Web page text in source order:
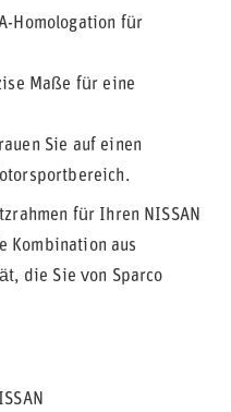
Homologation für
Maße für eine
Sie auf einen
für Ihren NISSAN
Kombination aus
die Sie von Sparco